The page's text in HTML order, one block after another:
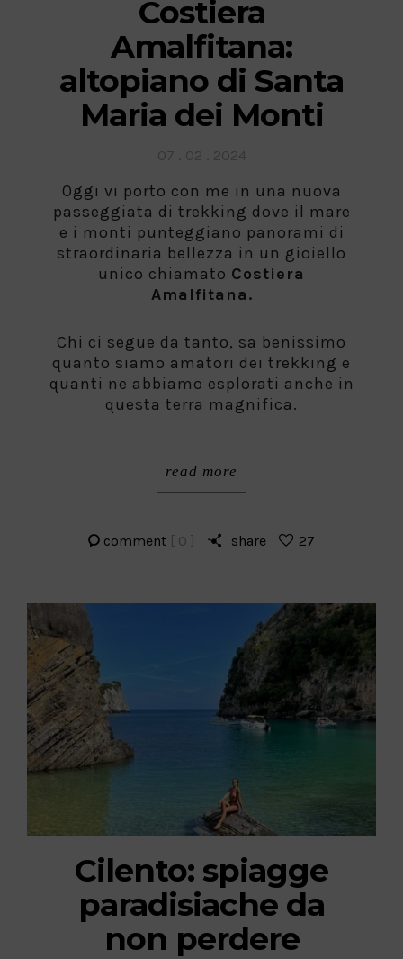
Costiera
Amalfitana:
altopiano di Santa
Maria dei Monti
Oggi vi porto con me in una nuova
passeggiata di trekking dove il mare
e i monti punteggiano panorami di
straordinaria bellezza in un gioiello
unico chiamato Costiera
Amalfitana.
Chi ci segue da tanto, sa benissimo
quanto siamo amatori dei trekking e
quanti ne abbiamo esplorati anche in
questa terra magnifica.
read more
comment [ 0 ] share 27
Cilento: spiagge
paradisiache da
non perdere